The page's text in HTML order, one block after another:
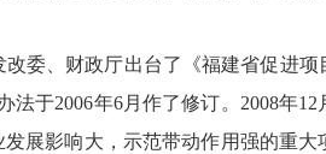
委、财政厅出台了《福建省促进
于2006年6月作了修订。2008年
展影响大，示范带动作用强的重大